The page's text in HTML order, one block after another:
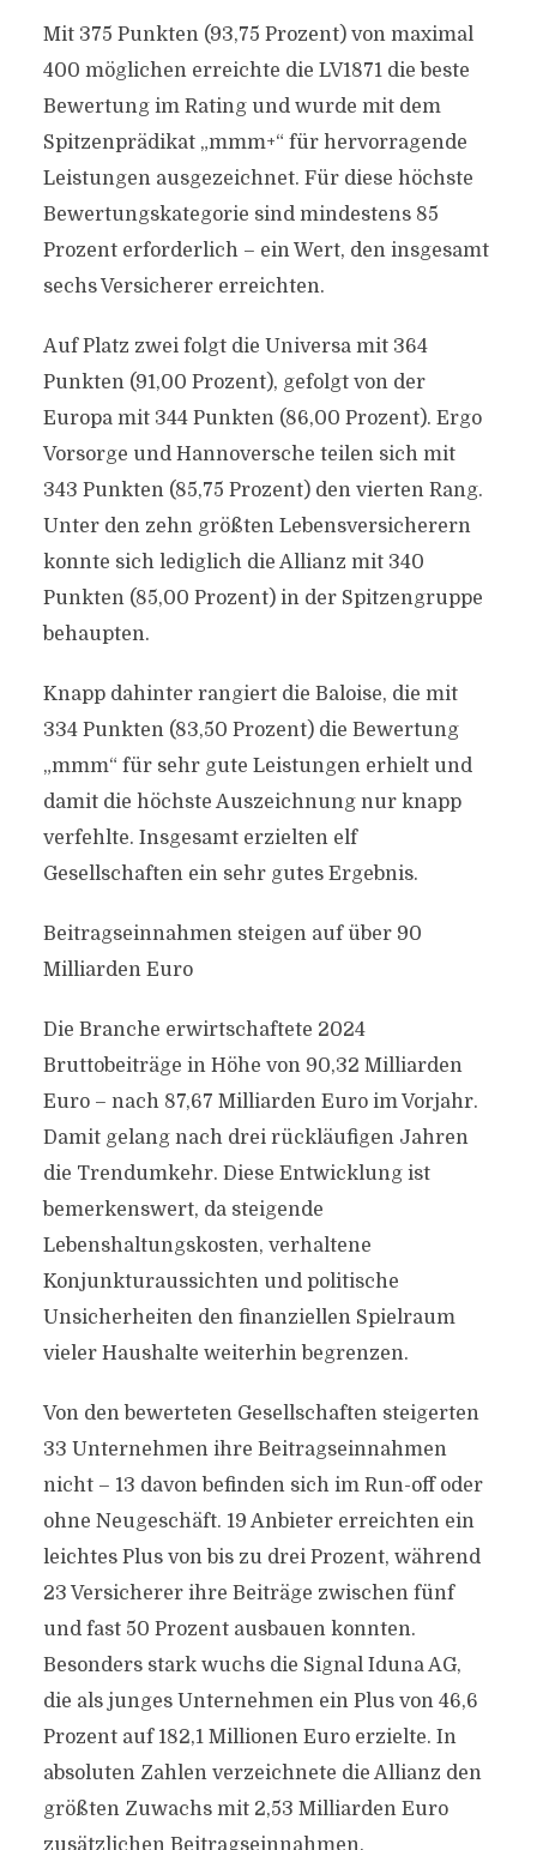
Mit 375 Punkten (93,75 Prozent) von maximal
400 möglichen erreichte die LV1871 die beste
Bewertung im Rating und wurde mit dem
Spitzenprädikat „mmm+“ für hervorragende
Leistungen ausgezeichnet. Für diese höchste
Bewertungskategorie sind mindestens 85
Prozent erforderlich – ein Wert, den insgesamt
sechs Versicherer erreichten.
Auf Platz zwei folgt die Universa mit 364
Punkten (91,00 Prozent), gefolgt von der
Europa mit 344 Punkten (86,00 Prozent). Ergo
Vorsorge und Hannoversche teilen sich mit
343 Punkten (85,75 Prozent) den vierten Rang.
Unter den zehn größten Lebensversicherern
konnte sich lediglich die Allianz mit 340
Punkten (85,00 Prozent) in der Spitzengruppe
behaupten.
Knapp dahinter rangiert die Baloise, die mit
334 Punkten (83,50 Prozent) die Bewertung
„mmm“ für sehr gute Leistungen erhielt und
damit die höchste Auszeichnung nur knapp
verfehlte. Insgesamt erzielten elf
Gesellschaften ein sehr gutes Ergebnis.
Beitragseinnahmen steigen auf über 90
Milliarden Euro
Die Branche erwirtschaftete 2024
Bruttobeiträge in Höhe von 90,32 Milliarden
Euro – nach 87,67 Milliarden Euro im Vorjahr.
Damit gelang nach drei rückläufigen Jahren
die Trendumkehr. Diese Entwicklung ist
bemerkenswert, da steigende
Lebenshaltungskosten, verhaltene
Konjunkturaussichten und politische
Unsicherheiten den finanziellen Spielraum
vieler Haushalte weiterhin begrenzen.
Von den bewerteten Gesellschaften steigerten
33 Unternehmen ihre Beitragseinnahmen
nicht – 13 davon befinden sich im Run-off oder
ohne Neugeschäft. 19 Anbieter erreichten ein
leichtes Plus von bis zu drei Prozent, während
23 Versicherer ihre Beiträge zwischen fünf
und fast 50 Prozent ausbauen konnten.
Besonders stark wuchs die Signal Iduna AG,
die als junges Unternehmen ein Plus von 46,6
Prozent auf 182,1 Millionen Euro erzielte. In
absoluten Zahlen verzeichnete die Allianz den
größten Zuwachs mit 2,53 Milliarden Euro
zusätzlichen Beitragseinnahmen.